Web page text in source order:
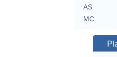
AS
MC